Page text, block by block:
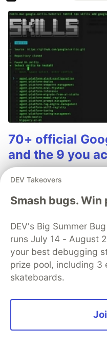
70+ official
and the 9 you
categories, from
security audits. Rather
tutorial narrows it to
commands to add them,
disclosure model that
window from drowning.
Read more →
DEV Takeovers
Smash bugs. Win
DEV's Big Summer
runs July 14 - August
your best debugging
prize pool, including 3
skateboards.